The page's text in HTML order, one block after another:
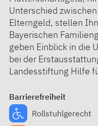
Unterschied
Elterngeld, stellen
Bayerischen
geben Einblick in die
bei der
Landesstiftung Hilfe
Barrierefreiheit
Rollstuhlgerecht